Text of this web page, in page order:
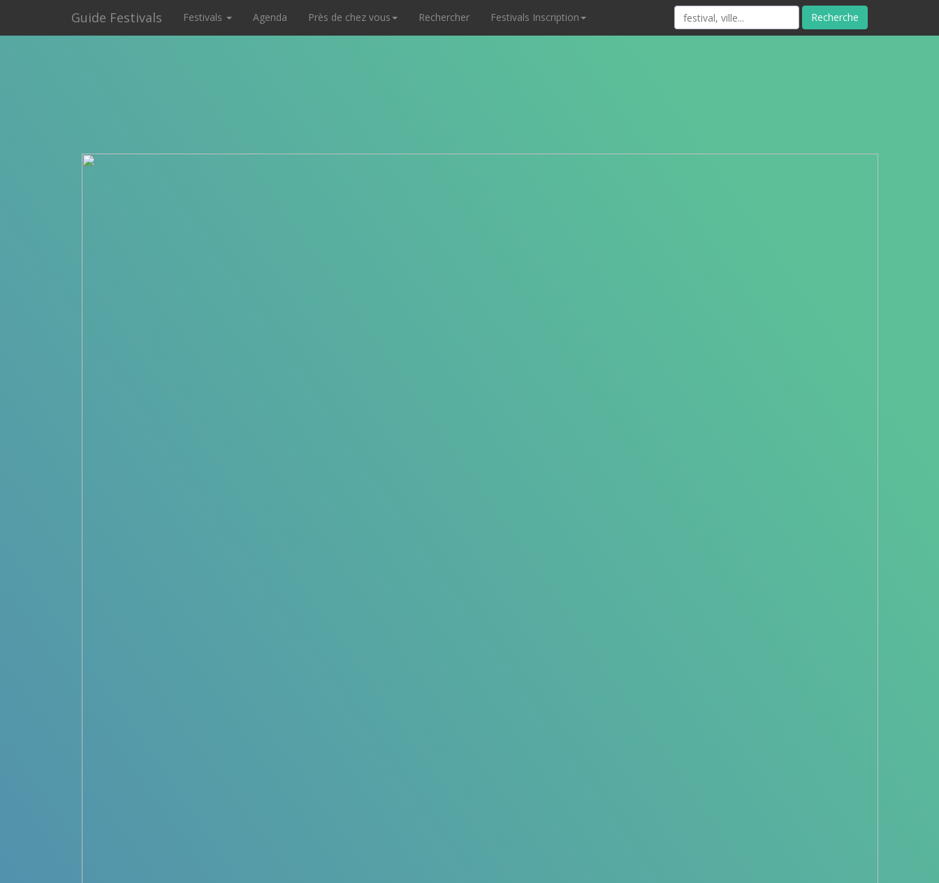
Guide Festivals Festivals Agenda Près de chez vous Rechercher Festivals Inscription Recherche